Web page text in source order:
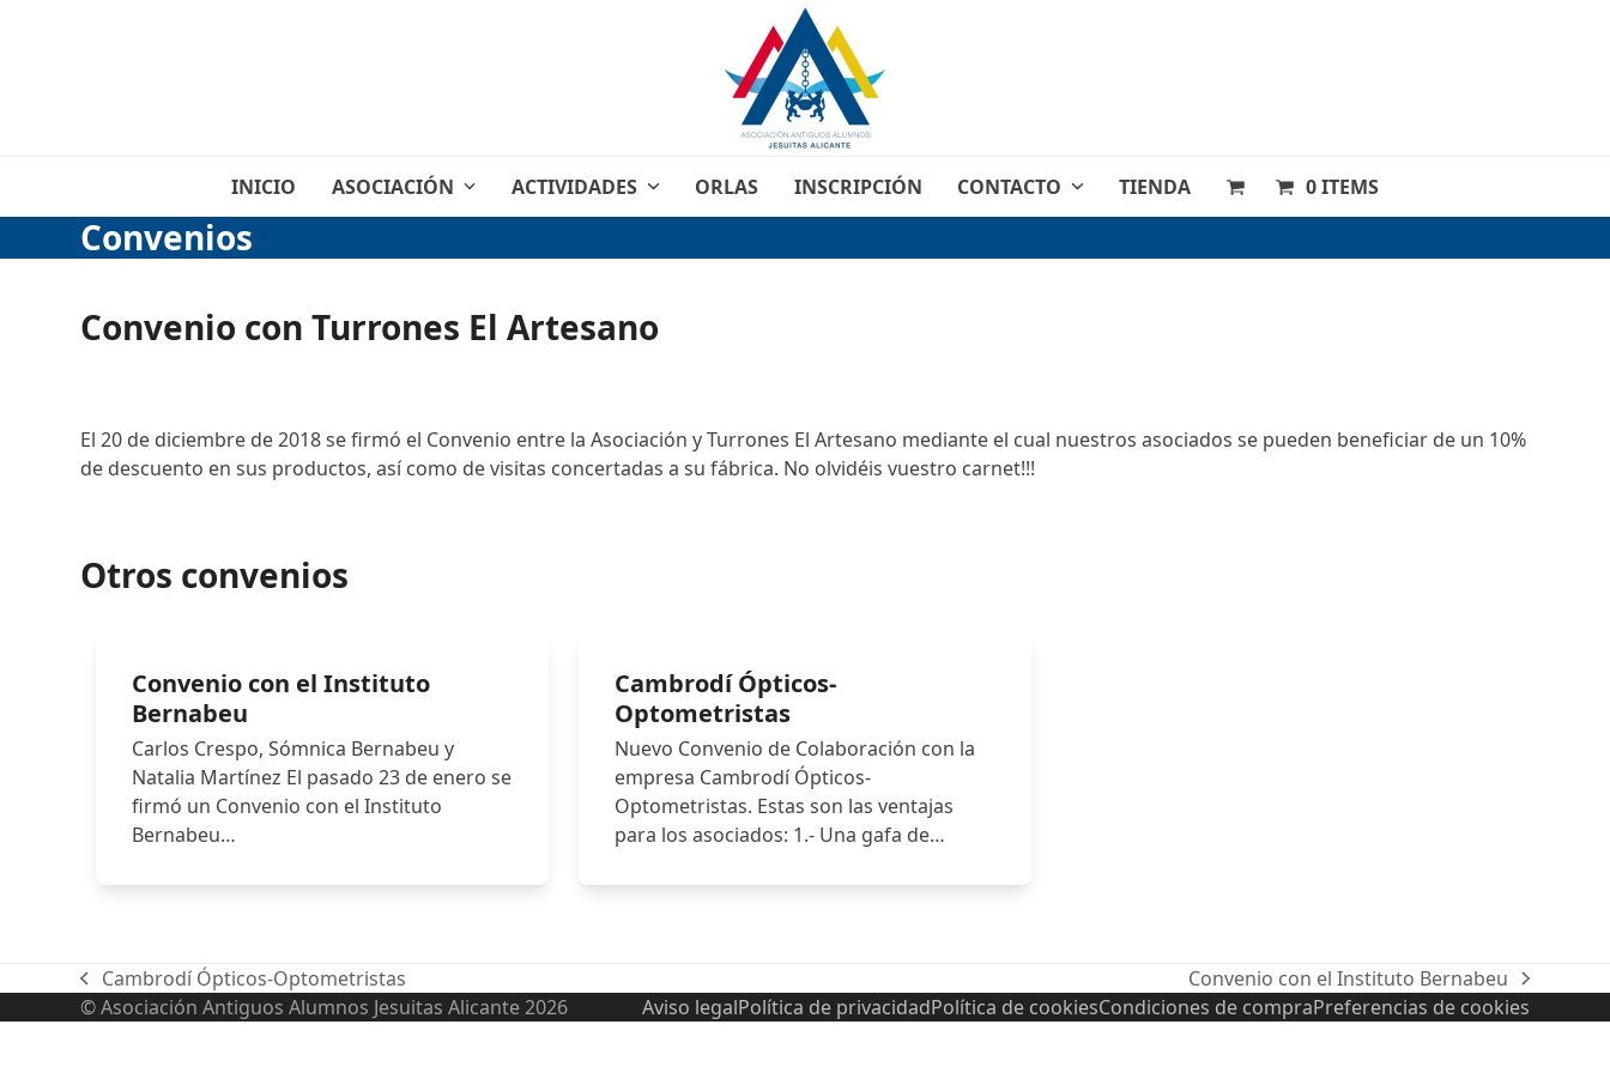
INICIO ASOCIACIÓN ACTIVIDADES ORLAS INSCRIPCIÓN CONTACTO TIENDA 0 ITEMS
Convenios
Convenio con Turrones El Artesano
El 20 de diciembre de 2018 se firmó el Convenio entre la Asociación y Turrones El Artesano mediante el cual nuestros asociados se pueden beneficiar de un 10%
de descuento en sus productos, así como de visitas concertadas a su fábrica. No olvidéis vuestro carnet!!!
Otros convenios
Convenio con el Instituto
Bernabeu
Carlos Crespo, Sómnica Bernabeu y
Natalia Martínez El pasado 23 de enero se
firmó un Convenio con el Instituto
Bernabeu…
Cambrodí Ópticos-
Optometristas
Nuevo Convenio de Colaboración con la
empresa Cambrodí Ópticos-
Optometristas. Estas son las ventajas
para los asociados: 1.- Una gafa de…
previous
post:
Cambrodí Ópticos-Optometristas
next
post:
Convenio con el Instituto Bernabeu
© Asociación Antiguos Alumnos Jesuitas Alicante 2026
Aviso legalPolítica de privacidadPolítica de cookiesCondiciones de compraPreferencias de cookies